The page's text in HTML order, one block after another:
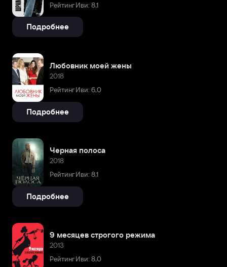
Рейтинг Иви: 8,1
Подробнее
Любовник моей жены
2018
Рейтинг Иви: 6,0
Подробнее
Черная полоса
2018
Рейтинг Иви: 8,1
Подробнее
9 месяцев строгого режима
2013
Рейтинг Иви: 8,0